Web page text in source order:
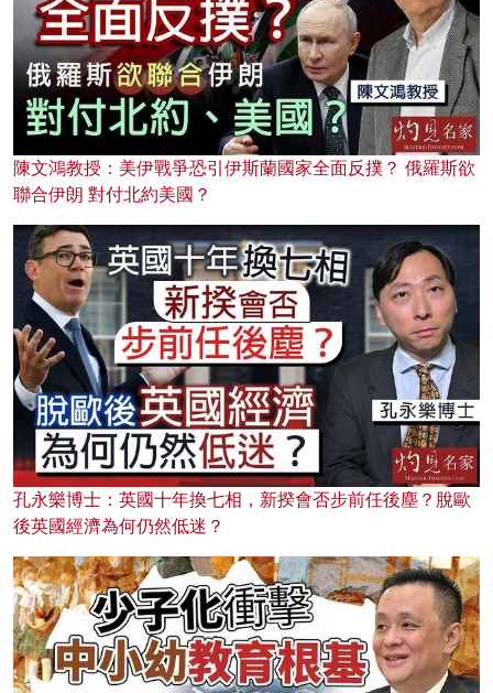
陳文鴻教授：美伊戰爭恐引伊斯蘭國家全面反撲？ 俄羅斯欲
聯合伊朗 對付北約美國？
孔永樂博士：英國十年換七相，新揆會否步前任後塵？脫歐
後英國經濟為何仍然低迷？